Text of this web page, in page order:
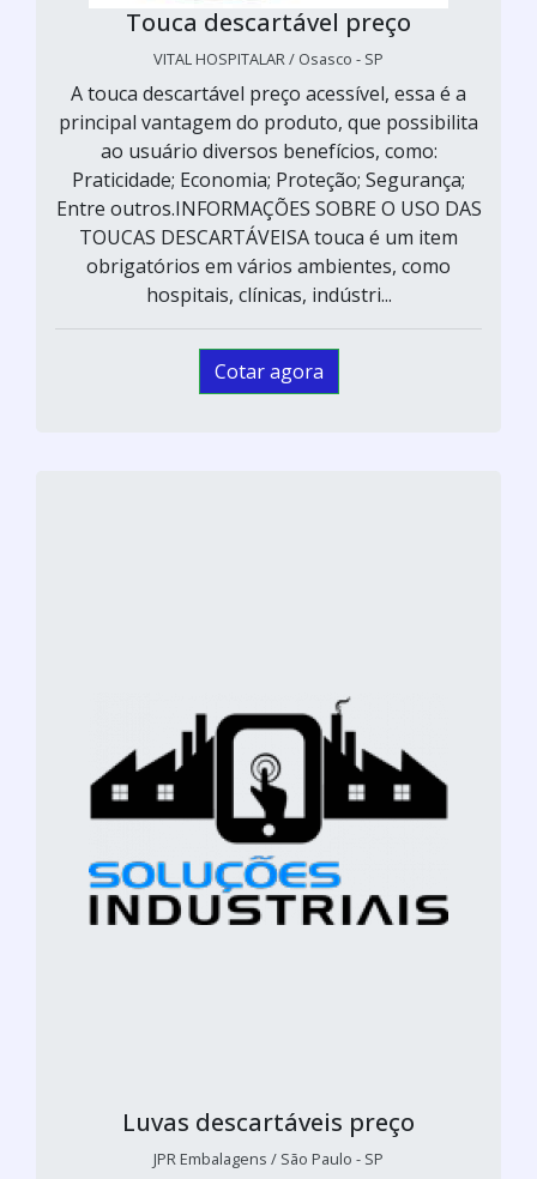
Touca descartável preço
VITAL HOSPITALAR / Osasco - SP
A touca descartável preço acessível, essa é a
principal vantagem do produto, que possibilita
ao usuário diversos benefícios, como:
Praticidade; Economia; Proteção; Segurança;
Entre outros.INFORMAÇÕES SOBRE O USO DAS
TOUCAS DESCARTÁVEISA touca é um item
obrigatórios em vários ambientes, como
hospitais, clínicas, indústri...
Cotar agora
Luvas descartáveis preço
JPR Embalagens / São Paulo - SP